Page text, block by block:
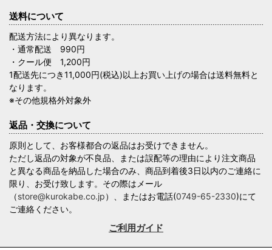
送料について
配送方法により異なります。
・通常配送 990円
・クール便 1,200円
1配送先につき11,000円(税込)以上お買い上げの場合は送料無料と
なります。
※その他規格外対象外
返品・交換について
原則として、お客様都合の返品はお受けできません。
ただし返品の対象が不良品、または誤配等の理由により注文商品
と異なる商品を納品した場合のみ、商品到着後3日以内のご連絡に
限り、お受け致します。その際はメール
（store@kurokabe.co.jp）、またはお電話(0749-65-2330)にて
ご連絡ください。
ご利用ガイド